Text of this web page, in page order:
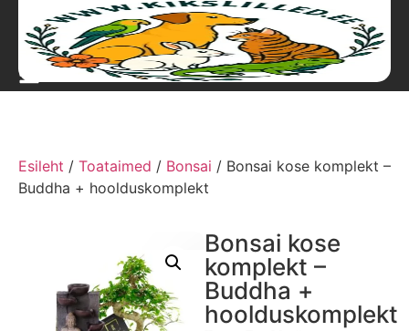
Esileht / Toataimed / Bonsai / Bonsai kose komplekt –
Buddha + hoolduskomplekt
Bonsai kose
komplekt –
Buddha +
hoolduskomplekt